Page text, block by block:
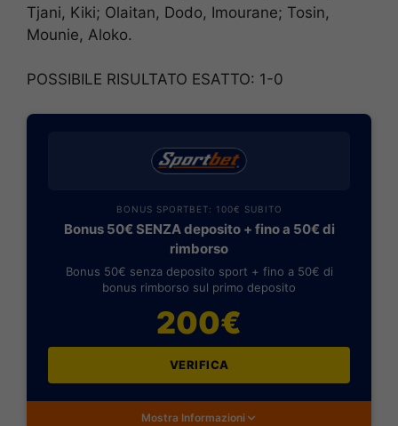
Tjani, Kiki; Olaitan, Dodo, Imourane; Tosin,
Mounie, Aloko.
POSSIBILE RISULTATO ESATTO: 1-0
BONUS SPORTBET: 100€ SUBITO
Bonus 50€ SENZA deposito + fino a 50€ di
rimborso
Bonus 50€ senza deposito sport + fino a 50€ di
bonus rimborso sul primo deposito
200€
VERIFICA
Mostra Informazioni